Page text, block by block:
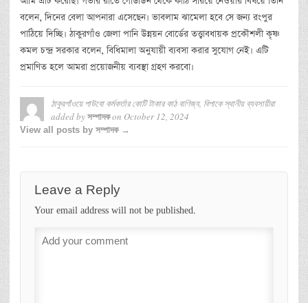
বলেন, দিনের বেলা আপনারা এসেছেন। ভাবলাম ঝামেলা হবে সে জন্য রংপুর
পাঠিয়ে দিচ্ছি। ঠাকুরগাঁও জেলা পানি উন্নয়ন বোর্ডের তত্ত্বাবধায়ক প্রকৌশলী কৃষ্ণ
কমল চন্দ্র সরকার বলেন, বিধিমালা অনুযায়ী ব্যবসা করার সুযোগ নেই। এটি
প্রমাণিত হলে আমরা প্রয়োজনীয় ব্যবস্থা গ্রহণ করবো।
ঠাকুরগাঁওয়ে পাউবো কর্মকর্তার কোটি টাকার কাঠ বাণিজ্য, বিপাকে স্থানীয় ব্যবসায়ীরা
added by সম্পাদকon October 12, 2024
View all posts by সম্পাদক →
Leave a Reply
Your email address will not be published.